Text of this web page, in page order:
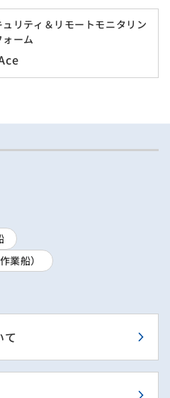
リティ＆リモートモニタリン
ーム
業船）
て